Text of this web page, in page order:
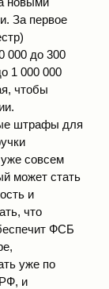
За первое
000 до 300
1 000 000
чтобы
штрафы для
совсем
может стать
и
что
ФСБ
уже по
и